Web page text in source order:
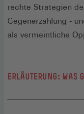
rechte Strategien
Gegenerzählung -
als vermeintliche
ERLÄUTERUNG: WAS